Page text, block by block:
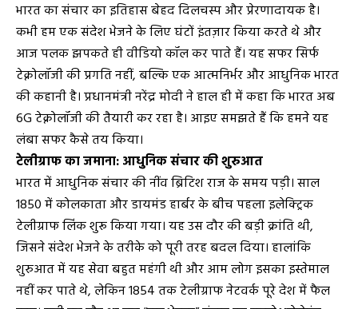
भारत का संचार का इतिहास बेहद दिलचस्प और प्रेरणादायक है।
कभी हम एक संदेश भेजने के लिए घंटों इंतज़ार किया करते थे और
आज पलक झपकते ही वीडियो कॉल कर पाते हैं। यह सफर सिर्फ
टेक्नोलॉजी की प्रगति नहीं, बल्कि एक आत्मनिर्भर और आधुनिक भारत
की कहानी है। प्रधानमंत्री नरेंद्र मोदी ने हाल ही में कहा कि भारत अब
6G टेक्नोलॉजी की तैयारी कर रहा है। आइए समझते हैं कि हमने यह
लंबा सफर कैसे तय किया।
टेलीग्राफ का जमाना: आधुनिक संचार की शुरुआत
भारत में आधुनिक संचार की नींव ब्रिटिश राज के समय पड़ी। साल
1850 में कोलकाता और डायमंड हार्बर के बीच पहला इलेक्ट्रिक
टेलीग्राफ लिंक शुरू किया गया। यह उस दौर की बड़ी क्रांति थी,
जिसने संदेश भेजने के तरीके को पूरी तरह बदल दिया। हालांकि
शुरुआत में यह सेवा बहुत महंगी थी और आम लोग इसका इस्तेमाल
नहीं कर पाते थे, लेकिन 1854 तक टेलीग्राफ नेटवर्क पूरे देश में फैल